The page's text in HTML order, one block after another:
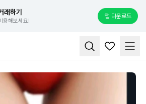
래하기
용해보세요!
앱 다운로드